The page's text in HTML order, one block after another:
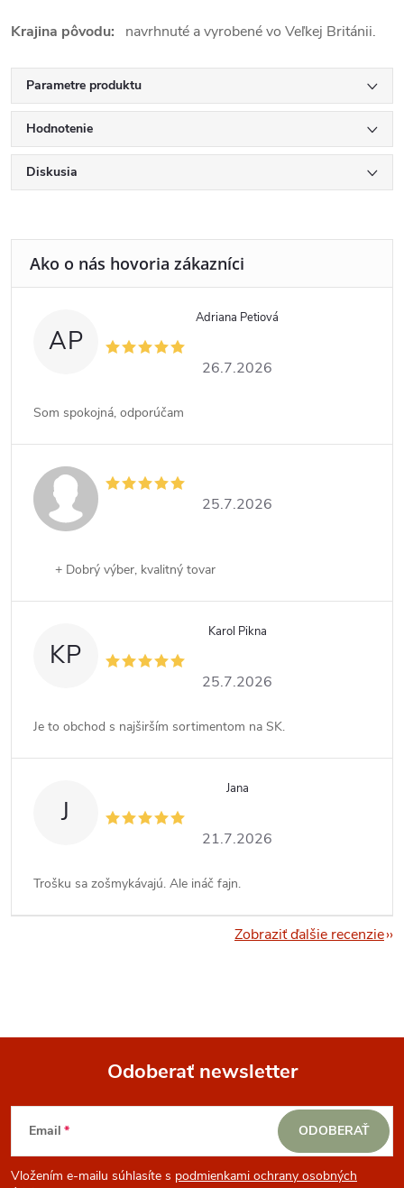
Krajina pôvodu: navrhnuté a vyrobené vo Veľkej Británii.
Parametre produktu
Hodnotenie
Diskusia
AP
Adriana Petiová
26.7.2026
Som spokojná, odporúčam
25.7.2026
+ Dobrý výber, kvalitný tovar
KP
Karol Pikna
25.7.2026
Je to obchod s najširším sortimentom na SK.
J
Jana
21.7.2026
Trošku sa zošmykávajú. Ale ináč fajn.
Zobraziť ďalšie recenzie
Z
á
Odoberať newsletter
Email
Vložením e-mailu súhlasíte s podmienkami ochrany osobných
ODOBERAŤ